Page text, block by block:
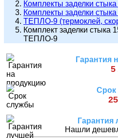
Комплекты заделки
Комплекты заделки
ТЕПЛО-9 (термоклей,
Комплект заделки
ТЕПЛО-9
Гарантия
5
Срок
Нашли